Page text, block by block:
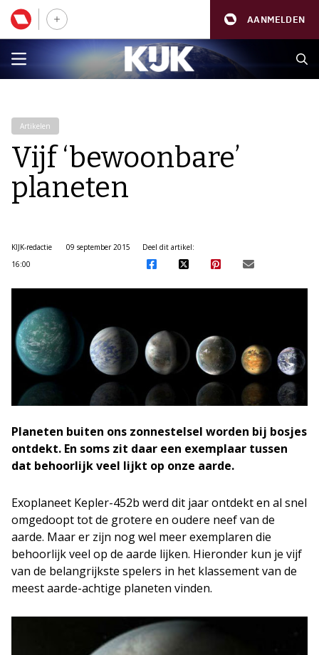
AANMELDEN
Artikelen
Vijf ‘bewoonbare’
planeten
KIJK-redactie
09 september 2015
16:00
Deel dit artikel:
Planeten buiten ons zonnestelsel worden bij bosjes
ontdekt. En soms zit daar een exemplaar tussen
dat behoorlijk veel lijkt op onze aarde.
Exoplaneet Kepler-452b werd dit jaar ontdekt en al snel
omgedoopt tot de grotere en oudere neef van de
aarde. Maar er zijn nog wel meer exemplaren die
behoorlijk veel op de aarde lijken. Hieronder kun je vijf
van de belangrijkste spelers in het klassement van de
meest aarde-achtige planeten vinden.